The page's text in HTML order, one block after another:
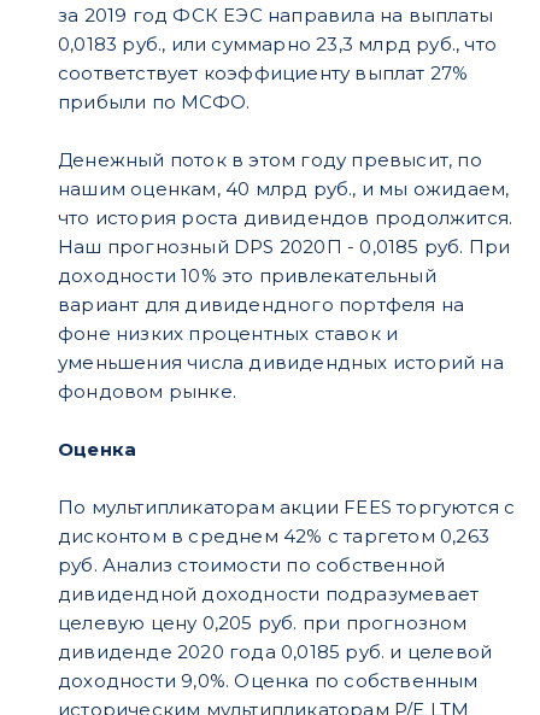
за 2019 год ФСК ЕЭС направила на выплаты
0,0183 руб., или суммарно 23,3 млрд руб., что
соответствует коэффициенту выплат 27%
прибыли по МСФО.
Денежный поток в этом году превысит, по
нашим оценкам, 40 млрд руб., и мы ожидаем,
что история роста дивидендов продолжится.
Наш прогнозный DPS 2020П - 0,0185 руб. При
доходности 10% это привлекательный
вариант для дивидендного портфеля на
фоне низких процентных ставок и
уменьшения числа дивидендных историй на
фондовом рынке.
Оценка
По мультипликаторам акции FEES торгуются с
дисконтом в среднем 42% с таргетом 0,263
руб. Анализ стоимости по собственной
дивидендной доходности подразумевает
целевую цену 0,205 руб. при прогнозном
дивиденде 2020 года 0,0185 руб. и целевой
доходности 9,0%. Оценка по собственным
историческим мультипликаторам P/E LTM